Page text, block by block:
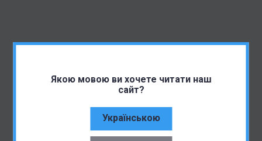
Якою мовою ви хочете читати наш
сайт?
Українською